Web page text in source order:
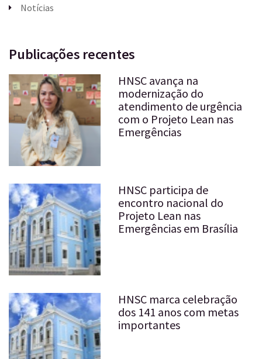
Notícias
Publicações recentes
HNSC avança na
modernização do
atendimento de urgência
com o Projeto Lean nas
Emergências
HNSC participa de
encontro nacional do
Projeto Lean nas
Emergências em Brasília
HNSC marca celebração
dos 141 anos com metas
importantes